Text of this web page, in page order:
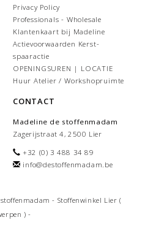
Privacy Policy
Professionals - Wholesale
Klantenkaart bij Madeline
Actievoorwaarden Kerst-
spaaractie
OPENINGSUREN | LOCATIE
Huur Atelier / Workshopruimte
CONTACT
Madeline de stoffenmadam
Zagerijstraat 4, 2500 Lier
+32 (0) 3 488 34 89
info@destoffenmadam.be
- Stoffenwinkel Lier (
) -